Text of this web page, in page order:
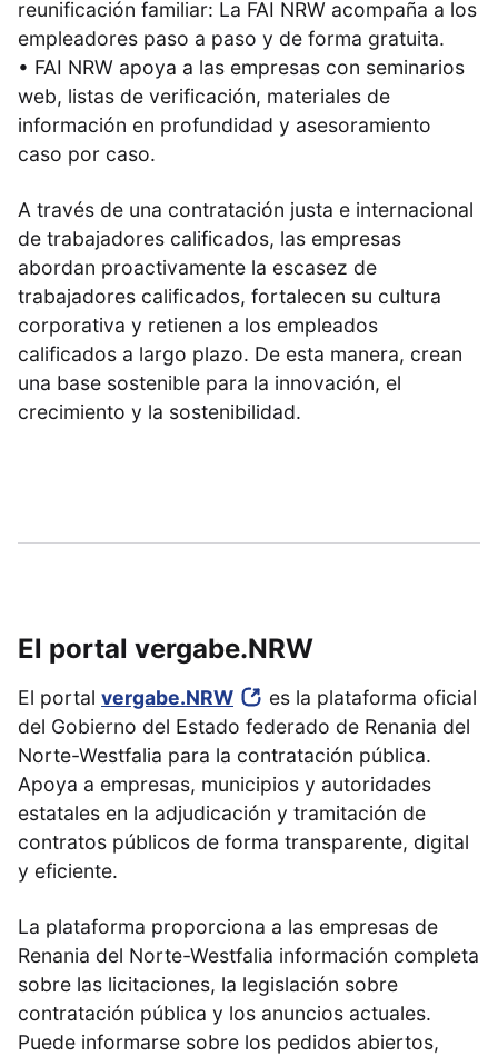
reunificación familiar: La FAI NRW acompaña a los
empleadores paso a paso y de forma gratuita.
• FAI NRW apoya a las empresas con seminarios
web, listas de verificación, materiales de
información en profundidad y asesoramiento
caso por caso.
A través de una contratación justa e internacional
de trabajadores calificados, las empresas
abordan proactivamente la escasez de
trabajadores calificados, fortalecen su cultura
corporativa y retienen a los empleados
calificados a largo plazo. De esta manera, crean
una base sostenible para la innovación, el
crecimiento y la sostenibilidad.
El portal vergabe.NRW
El portal vergabe.NRW
es la plataforma oficial
del Gobierno del Estado federado de Renania del
Norte-Westfalia para la contratación pública.
Apoya a empresas, municipios y autoridades
estatales en la adjudicación y tramitación de
contratos públicos de forma transparente, digital
y eficiente.
La plataforma proporciona a las empresas de
Renania del Norte-Westfalia información completa
sobre las licitaciones, la legislación sobre
contratación pública y los anuncios actuales.
Puede informarse sobre los pedidos abiertos,